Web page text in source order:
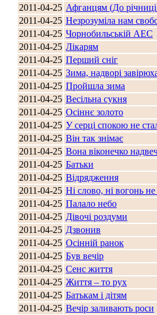
Стамбул 2010
Стамбул 2010
Стамбул 2010
2011-04-25 Афганцям (До річниці
2011-04-25 Незрозуміла нам
2011-04-25 Чорнобильській АЕС
2011-04-25 Лікарям
2011-04-25 Перший сніг
2011-04-25 Зима, надворі
2011-04-25 Пройшла зима
2011-04-25 Весільна сукня
2011-04-25 Осіннє золото
2011-04-25 У серці спокою не
2011-04-25 Він так знімає
2011-04-25 Вона віконечко
2011-04-25 Батьки
2011-04-25 Відрядження
2011-04-25 Ні слово, ні вогонь не
2011-04-25 Палало небо
2011-04-25 Дівочі роздуми
2011-04-25 Дзвонив
2011-04-25 Осінній ранок
2011-04-25 Був вечір
2011-04-25 Сенс життя
2011-04-25 Життя – то рух
2011-04-25 Батькам і дітям
2011-04-25 Вечір заливають роси